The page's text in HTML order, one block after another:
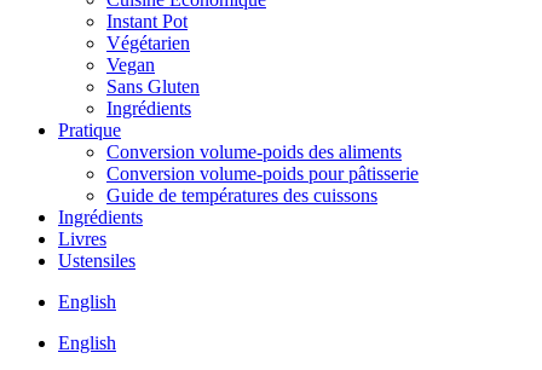
Instant Pot
Végétarien
Vegan
Sans Gluten
Ingrédients
Pratique
Conversion volume-poids des aliments
Conversion volume-poids pour pâtisserie
Guide de températures des cuissons
Ingrédients
Livres
Ustensiles
English
English